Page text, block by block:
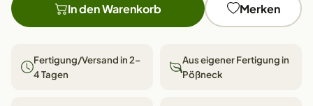
In den Warenkorb Merken
Fertigung/Versand in 2–
4 Tagen
Aus eigener Fertigung in
Pößneck